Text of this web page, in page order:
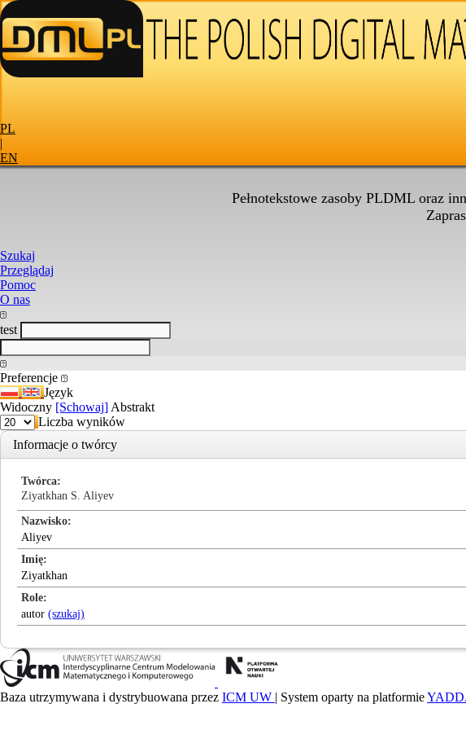
PL
|
EN
Pełnotekstowe zasoby PLDML oraz
Szukaj
Przeglądaj
Pomoc
O nas
test
Preferencje
Język
Widoczny [Schowaj] Abstrakt
Liczba wyników
Informacje o twórcy
Twórca
Ziyatkhan S. Aliyev
Nazwisko
Aliyev
Imię
Ziyatkhan
Role
autor (szukaj)
Baza utrzymywana i dystrybuowana przez ICM UW | System oparty na platformie